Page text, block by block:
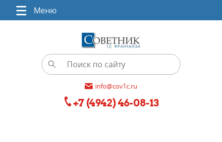
Меню
info@cov1c.ru
+7 (4942) 46-08-13